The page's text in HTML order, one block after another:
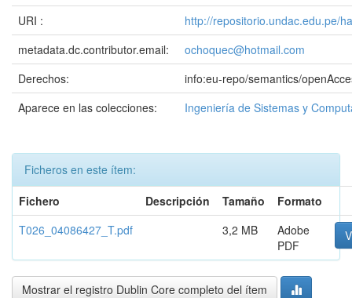
URI :
http://repositorio.undac.edu.pe/
metadata.dc.contributor.email:
ochoquec@hotmail.com
Derechos:
info:eu-repo/semantics/
Aparece en las colecciones:
Ingeniería de Sistemas y
Ficheros en este ítem:
Fichero
Descripción Tamaño
Formato
T026_04086427_T.pdf
3,2 MB
Adobe
PDF
Mostrar el registro Dublin Core completo del ítem